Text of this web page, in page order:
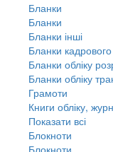
Бланки
Бланки
Бланки інші
Бланки кадрового
Бланки обліку
Бланки обліку
Грамоти
Книги обліку,
Показати всі
Блокноти